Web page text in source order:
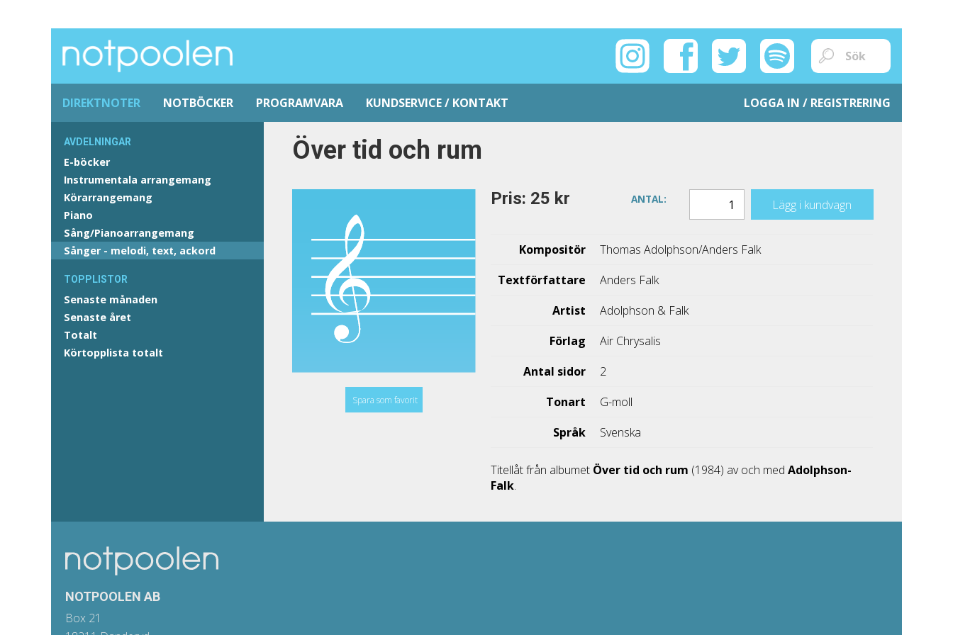
DIREKTNOTER NOTBÖCKER PROGRAMVARA KUNDSERVICE / KONTAKT LOGGA IN / REGISTRERING
AVDELNINGAR
E-böcker
Instrumentala arrangemang
Körarrangemang
Piano
Sång/Pianoarrangemang
Sånger - melodi, text, ackord
TOPPLISTOR
Senaste månaden
Senaste året
Totalt
Körtopplista totalt
Över tid och rum
Spara som favorit
Pris: 25 kr ANTAL: Lägg i kundvagn
Kompositör
Thomas Adolphson/Anders Falk
Textförfattare
Anders Falk
Artist
Adolphson & Falk
Förlag
Air Chrysalis
Antal sidor
2
Tonart
G-moll
Språk
Svenska
Titellåt från albumet Över tid och rum (1984) av och medAdolphson-
Falk.
NOTPOOLEN AB
Box 21